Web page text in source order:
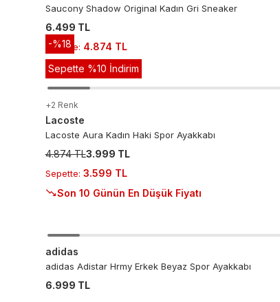
Saucony Shadow Original Kadın Gri Sneaker
6.499 TL
Sepette: 4.874 TL
-%18
Sepette %10 İndirim
+2 Renk
Lacoste
Lacoste Aura Kadın Haki Spor Ayakkabı
4.874 TL3.999 TL
Sepette: 3.599 TL
Son 10 Günün En Düşük Fiyatı
adidas
adidas Adistar Hrmy Erkek Beyaz Spor Ayakkabı
6.999 TL